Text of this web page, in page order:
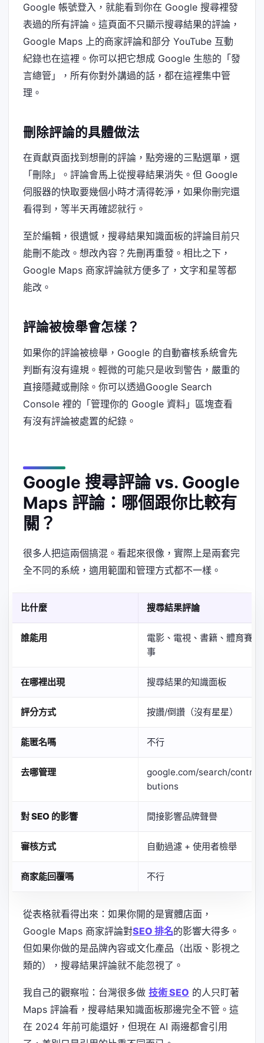
Google 帳號登入，就能看到你在 Google 搜尋裡發
表過的所有評論。這頁面不只顯示搜尋結果的評論，
Google Maps 上的商家評論和部分 YouTube 互動
紀錄也在這裡。你可以把它想成 Google 生態的「發
言總管」，所有你對外講過的話，都在這裡集中管
理。
刪除評論的具體做法
在貢獻頁面找到想刪的評論，點旁邊的三點選單，選
「刪除」。評論會馬上從搜尋結果消失。但 Google
伺服器的快取要幾個小時才清得乾淨，如果你刪完還
看得到，等半天再確認就行。
至於編輯，很遺憾，搜尋結果知識面板的評論目前只
能刪不能改。想改內容？先刪再重發。相比之下，
Google Maps 商家評論就方便多了，文字和星等都
能改。
評論被檢舉會怎樣？
如果你的評論被檢舉，Google 的自動審核系統會先
判斷有沒有違規。輕微的可能只是收到警告，嚴重的
直接隱藏或刪除。你可以透過Google Search
Console 裡的「管理你的 Google 資料」區塊查看
有沒有評論被處置的紀錄。
Google 搜尋評論 vs. Google
Maps 評論：哪個跟你比較有
關？
很多人把這兩個搞混。看起來很像，實際上是兩套完
全不同的系統，適用範圍和管理方式都不一樣。
比什麼 搜尋結果評論
誰能用
電影、電視、書籍、體育賽
事
在哪裡出現 搜尋結果的知識面板
評分方式 按讚/倒讚（沒有星星）
能匿名嗎 不行
去哪管理
google.com/search/contri
butions
對 SEO 的影響 間接影響品牌聲譽
審核方式 自動過濾 + 使用者檢舉
商家能回覆嗎 不行
從表格就看得出來：如果你開的是實體店面，
Google Maps 商家評論對SEO 排名的影響大得多。
但如果你做的是品牌內容或文化產品（出版、影視之
類的），搜尋結果評論就不能忽視了。
我自己的觀察啦：台灣很多做 技術 SEO 的人只盯著
Maps 評論看，搜尋結果知識面板那邊完全不管。這
在 2024 年前可能還好，但現在 AI 兩邊都會引用